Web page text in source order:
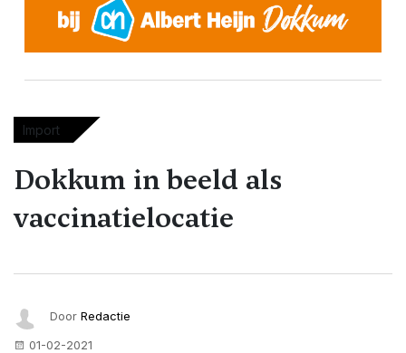
Import
Dokkum in beeld als
vaccinatielocatie
Door Redactie
01-02-2021